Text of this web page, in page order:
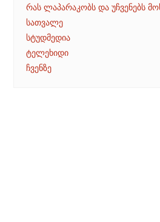
რას ლაპარაკობს და უჩვენებს
სათვალე
სტუდმედია
ტელეხიდი
ჩვენზე